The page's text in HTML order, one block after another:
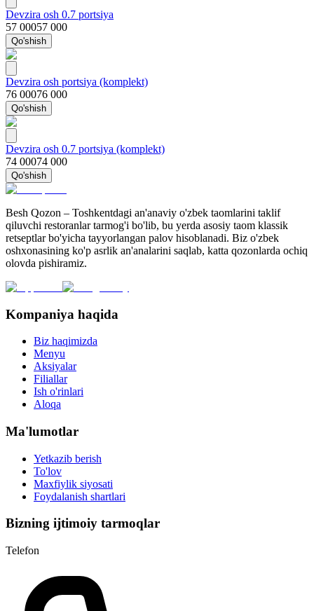
Devzira osh 0.7 portsiya
57 00057 000
Qo'shish
Devzira osh portsiya (komplekt)
76 00076 000
Qo'shish
Devzira osh 0.7 portsiya (komplekt)
74 00074 000
Qo'shish
Besh Qozon – Toshkentdagi an'anaviy o'zbek taomlarini taklif
qiluvchi restoranlar tarmog'i bo'lib, bu yerda asosiy taom klassik
retseptlar bo'yicha tayyorlangan palov hisoblanadi. Biz o'zbek
oshxonasining ko'p asrlik an'analarini saqlab, katta qozonlarda ochiq
olovda pishiramiz.
Kompaniya haqida
Biz haqimizda
Menyu
Aksiyalar
Filiallar
Ish o'rinlari
Aloqa
Ma'lumotlar
Yetkazib berish
To'lov
Maxfiylik siyosati
Foydalanish shartlari
Bizning ijtimoiy tarmoqlar
Telefon